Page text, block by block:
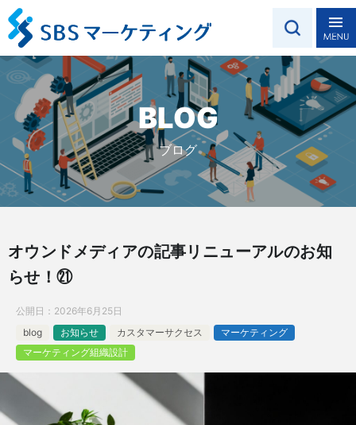
BLOG
ブログ
オウンドメディアの記事リニューアルのお知
らせ！㉑
公開日： 2026年6月25日
blog
お知らせ カスタマーサクセス
マーケティング
マーケティング組織設計